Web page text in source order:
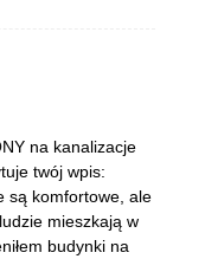
na kanalizacje
twój wpis:
są komfortowe, ale
mieszkają w
budynki na